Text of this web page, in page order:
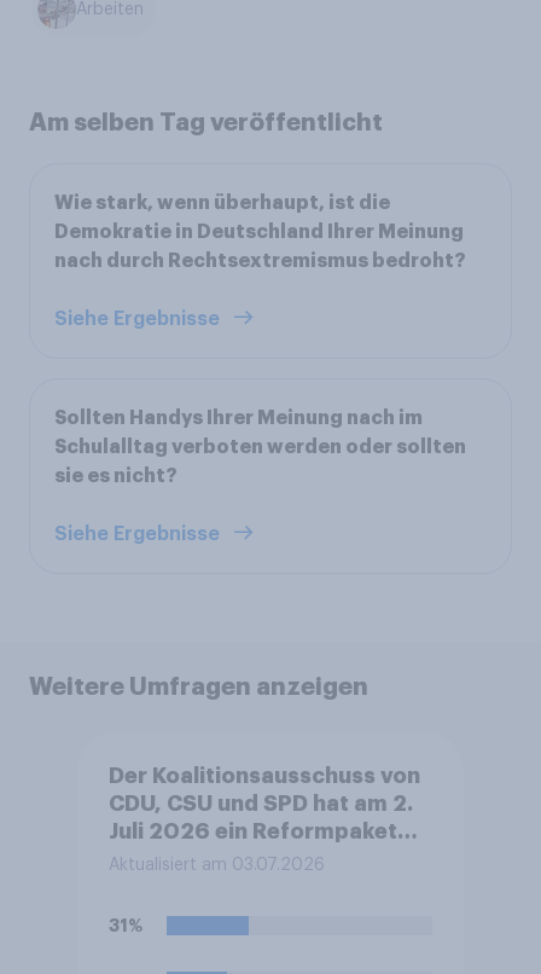
Arbeiten
Am selben Tag veröffentlicht
Wie stark, wenn überhaupt, ist die
Demokratie in Deutschland Ihrer Meinung
nach durch Rechtsextremismus bedroht?
Siehe Ergebnisse
Sollten Handys Ihrer Meinung nach im
Schulalltag verboten werden oder sollten
sie es nicht?
Siehe Ergebnisse
Weitere Umfragen anzeigen
Der Koalitionsausschuss von
CDU, CSU und SPD hat am 2.
Juli 2026 ein Reformpaket
vorgestellt. Dieses umfasst
bei Steuern, Rente,
Aktualisiert am 03.07.2026
31%